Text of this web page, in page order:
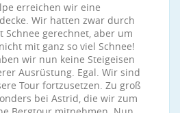
erreichen wir eine
Wir hatten zwar durch
gerechnet, aber um
mit ganz so viel Schnee!
wir nun keine Steigeisen
Ausrüstung. Egal. Wir sind
Tour fortzusetzen. Zu groß
bei Astrid, die wir zum